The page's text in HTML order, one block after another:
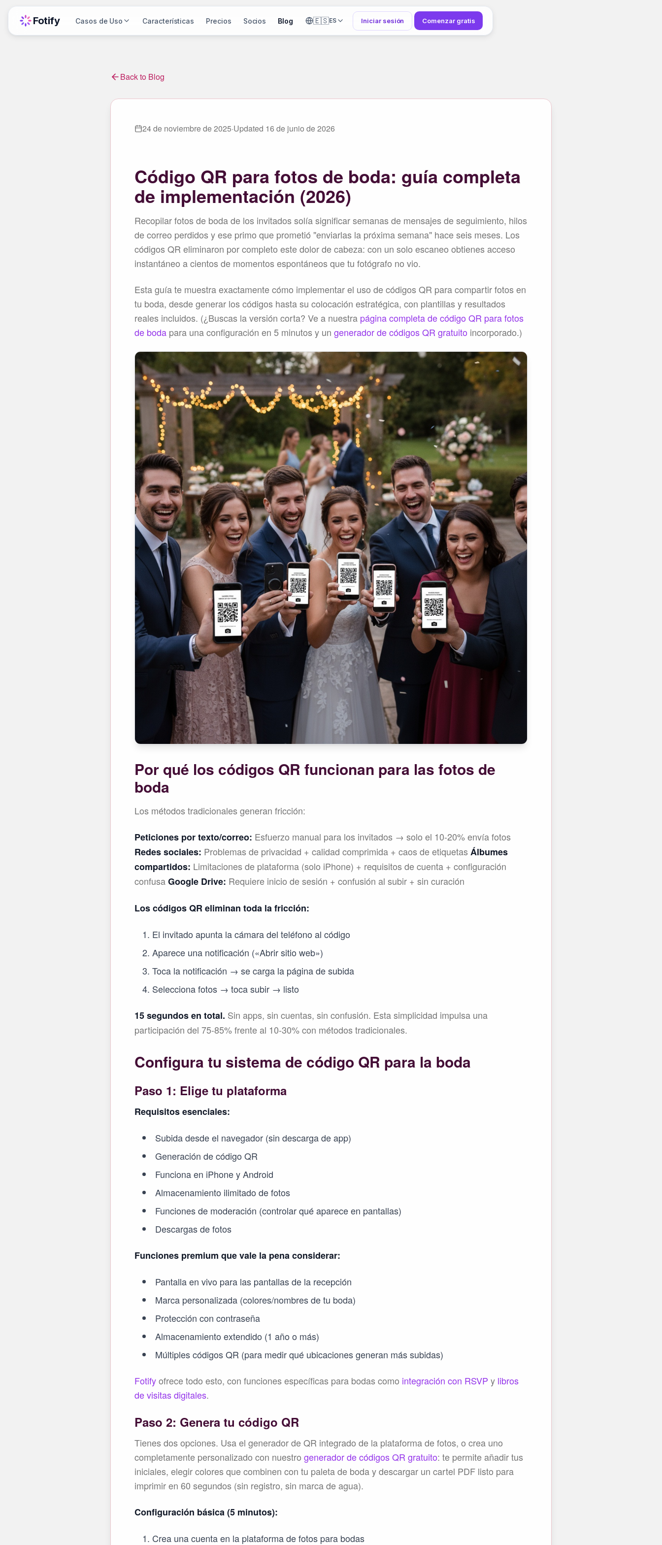
Fotify Casos de Uso Características Precios Socios Blog 🇪🇸ES Iniciar sesión Comenzar gratis
Back to Blog
24 de noviembre de 2025·Updated 16 de junio de 2026
Código QR para fotos de boda: guía completa
de implementación (2026)
Recopilar fotos de boda de los invitados solía significar semanas de mensajes de seguimiento, hilos
de correo perdidos y ese primo que prometió "enviarlas la próxima semana" hace seis meses. Los
códigos QR eliminaron por completo este dolor de cabeza: con un solo escaneo obtienes acceso
instantáneo a cientos de momentos espontáneos que tu fotógrafo no vio.
Esta guía te muestra exactamente cómo implementar el uso de códigos QR para compartir fotos en
tu boda, desde generar los códigos hasta su colocación estratégica, con plantillas y resultados
reales incluidos. (¿Buscas la versión corta? Ve a nuestra página completa de código QR para fotos
de boda para una configuración en 5 minutos y un generador de códigos QR gratuito incorporado.)
Por qué los códigos QR funcionan para las fotos de
boda
Los métodos tradicionales generan fricción:
Peticiones por texto/correo: Esfuerzo manual para los invitados → solo el 10-20% envía fotos
Redes sociales: Problemas de privacidad + calidad comprimida + caos de etiquetas Álbumes
compartidos: Limitaciones de plataforma (solo iPhone) + requisitos de cuenta + configuración
confusaGoogle Drive: Requiere inicio de sesión + confusión al subir + sin curación
Los códigos QR eliminan toda la fricción:
El invitado apunta la cámara del teléfono al código
Aparece una notificación («Abrir sitio web»)
Toca la notificación → se carga la página de subida
Selecciona fotos → toca subir → listo
15 segundos en total. Sin apps, sin cuentas, sin confusión. Esta simplicidad impulsa una
participación del 75-85% frente al 10-30% con métodos tradicionales.
Configura tu sistema de código QR para la boda
Paso 1: Elige tu plataforma
Requisitos esenciales:
Subida desde el navegador (sin descarga de app)
Generación de código QR
Funciona en iPhone y Android
Almacenamiento ilimitado de fotos
Funciones de moderación (controlar qué aparece en pantallas)
Descargas de fotos
Funciones premium que vale la pena considerar:
Pantalla en vivo para las pantallas de la recepción
Marca personalizada (colores/nombres de tu boda)
Protección con contraseña
Almacenamiento extendido (1 año o más)
Múltiples códigos QR (para medir qué ubicaciones generan más subidas)
Fotifyofrece todo esto, con funciones específicas para bodas como integración con RSVP y libros
de visitas digitales.
Paso 2: Genera tu código QR
Tienes dos opciones. Usa el generador de QR integrado de la plataforma de fotos, o crea uno
completamente personalizado con nuestro generador de códigos QR gratuito: te permite añadir tus
iniciales, elegir colores que combinen con tu paleta de boda y descargar un cartel PDF listo para
imprimir en 60 segundos (sin registro, sin marca de agua).
Configuración básica (5 minutos):
Crea una cuenta en la plataforma de fotos para bodas